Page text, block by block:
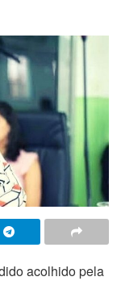
acolhido pela